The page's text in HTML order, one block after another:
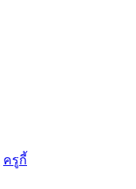
ครูกี้